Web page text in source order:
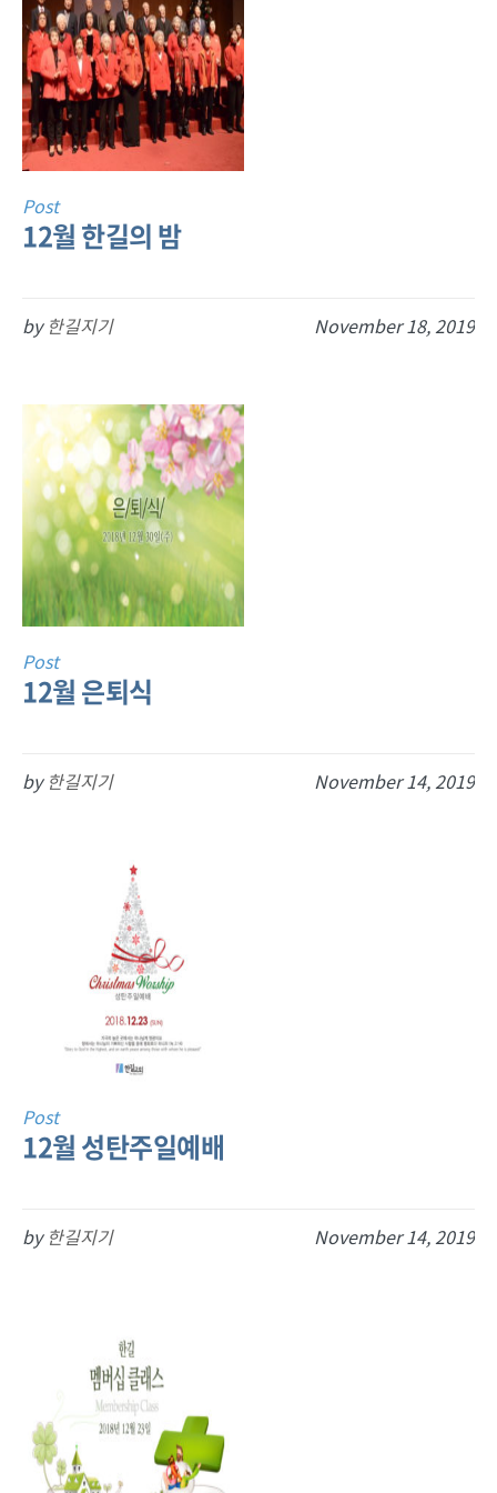
Post
12월 한길의 밤
November 18, 2019
by 한길지기
Post
12월 은퇴식
November 14, 2019
by 한길지기
Post
12월 성탄주일예배
November 14, 2019
by 한길지기